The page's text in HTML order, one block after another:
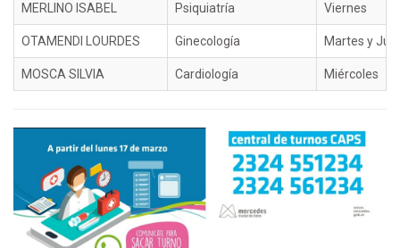
MERLINO ISABEL Psiquiatría Viernes
OTAMENDI LOURDES Ginecología Martes y
MOSCA SILVIA Cardiología Miércoles